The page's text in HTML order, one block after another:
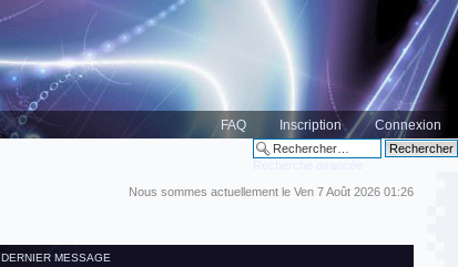
FAQ Inscription Connexion
Recherche avancée
Nous sommes actuellement le Ven 7 Août 2026 01:26
DERNIER MESSAGE